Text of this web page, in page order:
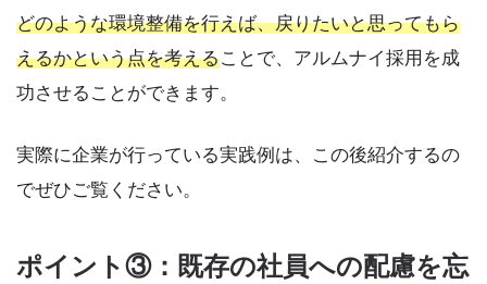
どのような環境整備を行えば、戻りたいと思ってもら
えるかという点を考えることで、アルムナイ採用を成
功させることができます。
実際に企業が行っている実践例は、この後紹介するの
でぜひご覧ください。
ポイント③：既存の社員への配慮を忘